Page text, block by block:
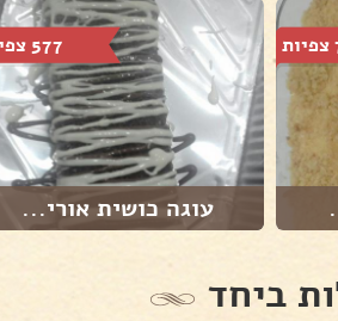
577 צפיות
עוגה כושית אורי...
ביחד